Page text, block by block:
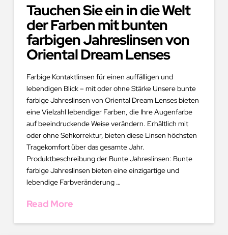
Tauchen Sie ein in die Welt
der Farben mit bunten
farbigen Jahreslinsen von
Oriental Dream Lenses
Farbige Kontaktlinsen für einen auffälligen und
lebendigen Blick – mit oder ohne Stärke Unsere bunte
farbige Jahreslinsen von Oriental Dream Lenses bieten
eine Vielzahl lebendiger Farben, die Ihre Augenfarbe
auf beeindruckende Weise verändern. Erhältlich mit
oder ohne Sehkorrektur, bieten diese Linsen höchsten
Tragekomfort über das gesamte Jahr.
Produktbeschreibung der Bunte Jahreslinsen: Bunte
farbige Jahreslinsen bieten eine einzigartige und
lebendige Farbveränderung …
Read More